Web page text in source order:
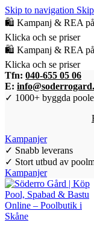
Skip to navigation
🛍️ Kampanj & REA
Klicka och se priser
🛍️ Kampanj & REA
Klicka och se priser
Tfn: 040-655 05 06
E:
✓ 1000+ byggda
Kampanjer
✓ Snabb leverans
✓ Stort utbud av
Kampanjer